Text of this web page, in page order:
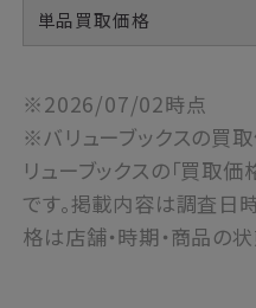
単品買取価格
※2026/07/02時点
※バリューブックスの買
リューブックスの「買取
です。掲載内容は調査日
格は店舗・時期・商品の